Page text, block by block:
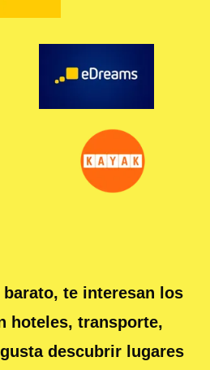
te interesan los
hoteles, transporte,
descubrir lugares